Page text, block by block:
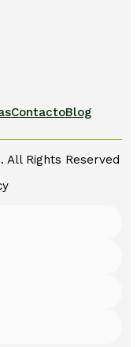
ContactoBlog
All Rights Reserved